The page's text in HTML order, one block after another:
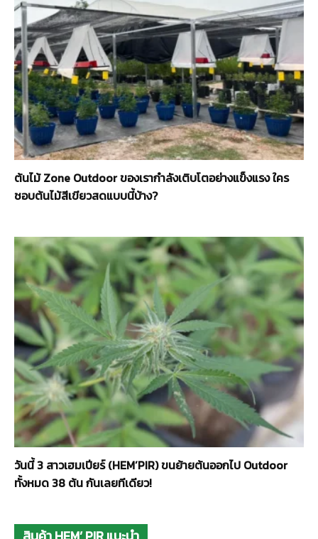
ต้นไม้ Zone Outdoor ของเรากำลังเติบโตอย่างแข็งแรง ใคร
ชอบต้นไม้สีเขียวสดแบบนี้บ้าง?
วันนี้ 3 สาวเฮมเปียร์ (HEM’PIR) ขนย้ายต้นออกไป Outdoor
ทั้งหมด 38 ต้น กันเลยทีเดียว!